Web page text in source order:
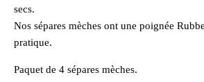
secs.
Nos sépares mèches ont une poignée
pratique.
Paquet de 4 sépares mèches.